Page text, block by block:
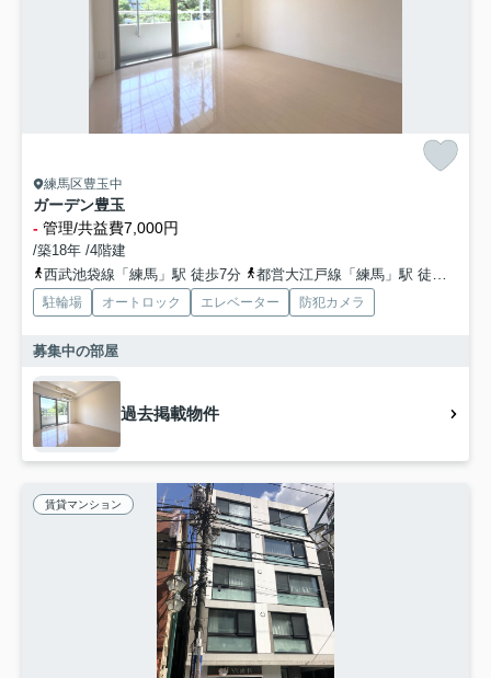
練馬区豊玉中
ガーデン豊玉
- 管理/共益費7,000円
/築18年 /4階建
西武池袋線「練馬」駅 徒歩7分
都営大江戸線「練馬」駅 徒歩7分
駐輪場 オートロック エレベーター 防犯カメラ
募集中の部屋
過去掲載物件
賃貸マンション